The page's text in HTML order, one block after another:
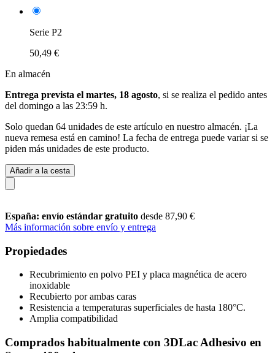
Serie P2
50,49 €
En almacén
Entrega prevista el martes, 18 agosto, si se realiza el pedido antes
del domingo a las 23:59 h.
Solo quedan 64 unidades de este artículo en nuestro almacén. ¡La
nueva remesa está en camino! La fecha de entrega puede variar si se
piden más unidades de este producto.
Añadir a la cesta
España: envío estándar gratuito desde 87,90 €
Más información sobre envío y entrega
Propiedades
Recubrimiento en polvo PEI y placa magnética de acero
inoxidable
Recubierto por ambas caras
Resistencia a temperaturas superficiales de hasta 180°C.
Amplia compatibilidad
Comprados habitualmente con 3DLac Adhesivo en